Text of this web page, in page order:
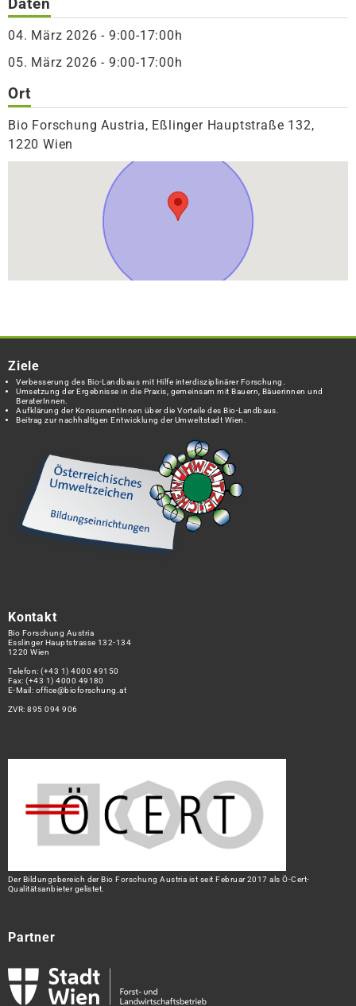
Daten
04. März 2026 - 9:00-17:00h
05. März 2026 - 9:00-17:00h
Ort
Bio Forschung Austria, Eßlinger Hauptstraße 132,
1220 Wien
Ziele
Verbesserung des Bio-Landbaus mit Hilfe interdisziplinärer Forschung.
Umsetzung der Ergebnisse in die Praxis, gemeinsam mit Bauern, Bäuerinnen und
BeraterInnen.
Aufklärung der KonsumentInnen über die Vorteile des Bio-Landbaus.
Beitrag zur nachhaltigen Entwicklung der Umweltstadt Wien.
Kontakt
Bio Forschung Austria
Esslinger Hauptstrasse 132-134
1220 Wien
Telefon:(+43 1) 4000 49150
Fax: (+43 1) 4000 49180
E-Mail: office@bioforschung.at
ZVR: 895 094 906
Der Bildungsbereich der Bio Forschung Austria ist seit Februar 2017 als Ö-Cert-
Qualitätsanbieter gelistet.
Partner